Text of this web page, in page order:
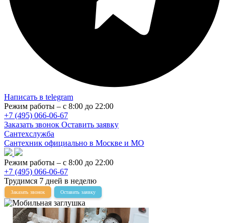
Написать в telegram
Режим работы – с 8:00 до 22:00
+7 (495) 066-06-67
Заказать звонок Оставить заявку
Сантехслужба
Сантехник официально в Москве и МО
Режим работы – с 8:00 до 22:00
+7 (495) 066-06-67
Трудимся 7 дней в неделю
Заказать звонок Оставить заявку